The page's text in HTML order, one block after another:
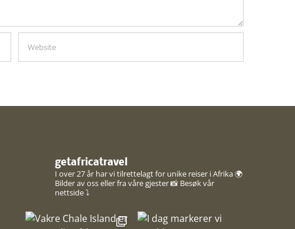
getafricatravel
I over 27 år har vi tilrettelagt for unike reiser i Afrika 🌍
Bilder av oss eller fra våre gjester 📸 Besøk vår
nettside ⤵️